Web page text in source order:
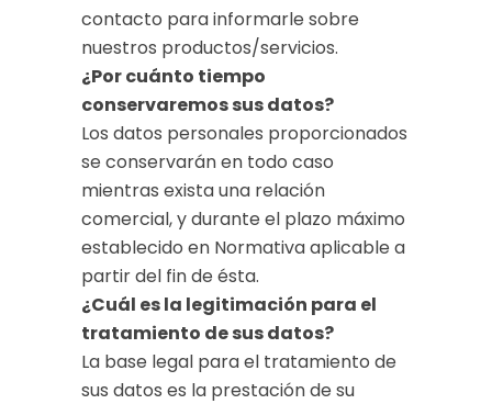
contacto para informarle sobre
nuestros productos/servicios.
¿Por cuánto tiempo
conservaremos sus datos?
Los datos personales proporcionados
se conservarán en todo caso
mientras exista una relación
comercial, y durante el plazo máximo
establecido en Normativa aplicable a
partir del fin de ésta.
¿Cuál es la legitimación para el
tratamiento de sus datos?
La base legal para el tratamiento de
sus datos es la prestación de su